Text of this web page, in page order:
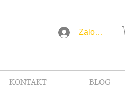
Zaloguj się
KONTAKT BLOG